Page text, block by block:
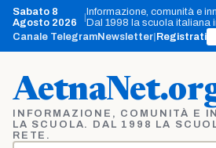
Vai
contenuto
Sabato 8
Agosto 2026
Informazione, comunità e
Dal 1998 la scuola italiana
Canale TelegramNewsletter Registrati
INFORMAZIONE, COMUNITÀ E
LA SCUOLA. DAL 1998 LA
RETE.